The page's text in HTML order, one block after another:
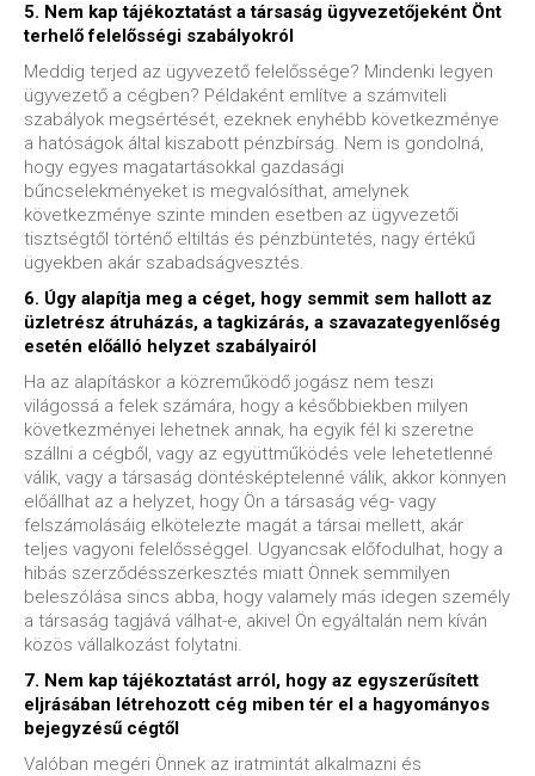
5. Nem kap tájékoztatást a társaság ügyvezetőjeként Önt
terhelő felelősségi szabályokról
Meddig terjed az ügyvezető felelőssége? Mindenki legyen
ügyvezető a cégben? Példaként említve a számviteli
szabályok megsértését, ezeknek enyhébb következménye
a hatóságok által kiszabott pénzbírság. Nem is gondolná,
hogy egyes magatartásokkal gazdasági
bűncselekményeket is megvalósíthat, amelynek
következménye szinte minden esetben az ügyvezetői
tisztségtől történő eltiltás és pénzbüntetés, nagy értékű
ügyekben akár szabadságvesztés.
6. Úgy alapítja meg a céget, hogy semmit sem hallott az
üzletrész átruházás, a tagkizárás, a szavazategyenlőség
esetén előálló helyzet szabályairól
Ha az alapításkor a közreműködő jogász nem teszi
világossá a felek számára, hogy a későbbiekben milyen
következményei lehetnek annak, ha egyik fél ki szeretne
szállni a cégből, vagy az együttműködés vele lehetetlenné
válik, vagy a társaság döntésképtelenné válik, akkor könnyen
előállhat az a helyzet, hogy Ön a társaság vég- vagy
felszámolásáig elkötelezte magát a társai mellett, akár
teljes vagyoni felelősséggel. Ugyancsak előfodulhat, hogy a
hibás szerződésszerkesztés miatt Önnek semmilyen
beleszólása sincs abba, hogy valamely más idegen személy
a társaság tagjává válhat-e, akivel Ön egyáltalán nem kíván
közös vállalkozást folytatni.
7. Nem kap tájékoztatást arról, hogy az egyszerűsített
eljrásában létrehozott cég miben tér el a hagyományos
bejegyzésű cégtől
Valóban megéri Önnek az iratmintát alkalmazni és